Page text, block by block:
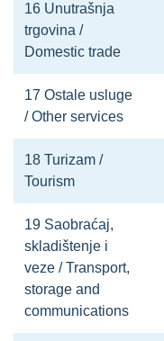
16 Unutrašnja
trgovina /
Domestic trade
17 Ostale usluge
/ Other services
18 Turizam /
Tourism
19 Saobraćaj,
skladištenje i
veze / Transport,
storage and
communications